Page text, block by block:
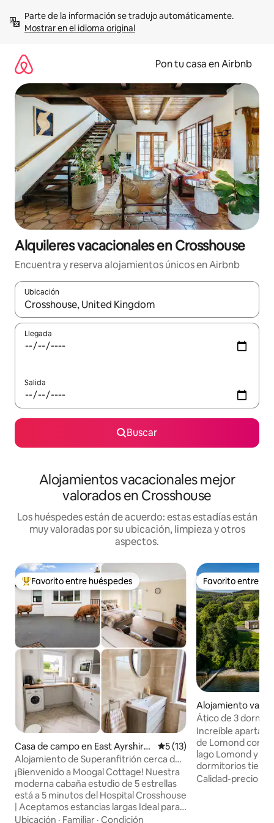
contenidoMostrar en el idioma original
Pon tu casa en Airbnb
Alquileres vacacionales en Crosshouse
Encuentra y reserva alojamientos únicos en Airbnb
Ubicación
Cuando los resultados estén disponibles, navega con las
Llegada
Salida
Buscar
Alojamientos vacacionales mejor
valorados en Crosshouse
Los huéspedes están de acuerdo: estas estadías están
muy valoradas por su ubicación, limpieza y otros
aspectos.
Favorito entre huéspedes preferido
Favorito entre huéspedes
Casa de campo en East Ayrshire
Council
Calificación promedio: 5 de
5 (13)
Alojamiento de Superanfitrión cerca del
Hospital Crosshouse con WiFi rápido
¡Bienvenido a Moogal Cottage! Nuestra
moderna cabaña estudio de 5 estrellas
está a 5 minutos del Hospital Crosshouse
| Aceptamos estancias largas Ideal para
visitas familiares, contratistas, personal
Ubicación · Familiar · Condición
Favorito entre
Favorito entre
Alojamiento
rgyll and Bute
Ático de 3
espectaculares
Increíble
de Lomond con
lago Lomond y Ben
dormitorios
duchas
Calidad-precio